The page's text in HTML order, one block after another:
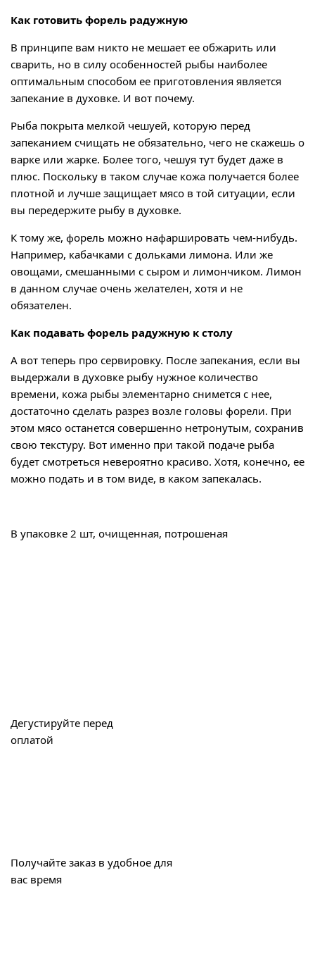
Как готовить форель радужную
В принципе вам никто не мешает ее обжарить или
сварить, но в силу особенностей рыбы наиболее
оптимальным способом ее приготовления является
запекание в духовке. И вот почему.
Рыба покрыта мелкой чешуей, которую перед
запеканием счищать не обязательно, чего не скажешь о
варке или жарке. Более того, чешуя тут будет даже в
плюс. Поскольку в таком случае кожа получается более
плотной и лучше защищает мясо в той ситуации, если
вы передержите рыбу в духовке.
К тому же, форель можно нафаршировать чем-нибудь.
Например, кабачками с дольками лимона. Или же
овощами, смешанными с сыром и лимончиком. Лимон
в данном случае очень желателен, хотя и не
обязателен.
Как подавать форель радужную к столу
А вот теперь про сервировку. После запекания, если вы
выдержали в духовке рыбу нужное количество
времени, кожа рыбы элементарно снимется с нее,
достаточно сделать разрез возле головы форели. При
этом мясо останется совершенно нетронутым, сохранив
свою текстуру. Вот именно при такой подаче рыба
будет смотреться невероятно красиво. Хотя, конечно, ее
можно подать и в том виде, в каком запекалась.
В упаковке 2 шт, очищенная, потрошеная
Дегустируйте перед
оплатой
Получайте заказ в удобное для
вас время